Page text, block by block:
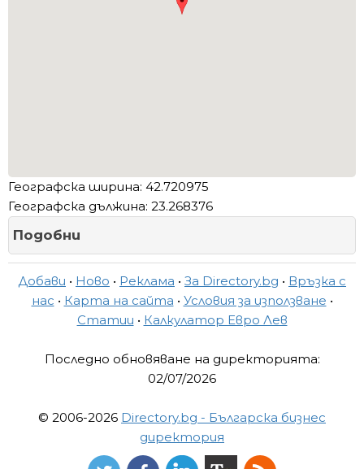
Географска ширина: 42.720975
Географска дължина: 23.268376
Подобни
Добави • Ново • Реклама • За Directory.bg • Връзка с
нас • Карта на сайта • Условия за използване •
Статии • Калкулатор Евро Лев
Последно обновяване на директорията:
02/07/2026
© 2006-2026 Directory.bg - Българска бизнес
директория